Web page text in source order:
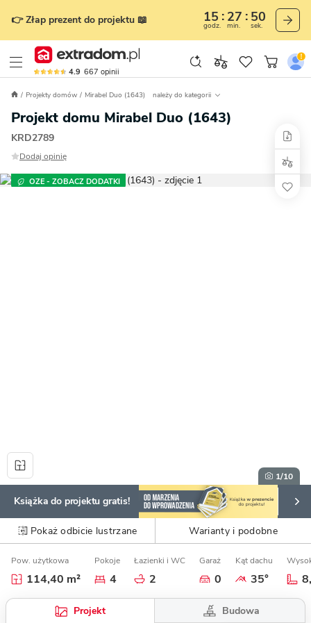
👉 Złap prezent do projektu 📖 15
godz.
27
min.
49
sek.
4.9 667 opinii
Projekty domów Mirabel Duo (1643) należy do kategorii
Projekt domu Mirabel Duo (1643)
KRD2789
Dodaj opinię
OZE - ZOBACZ DODATKI
1/10
Książka do projektu gratis!
Pokaż odbicie lustrzane Warianty i podobne
Pow. użytkowa
114,40 m²
Pokoje
4
Łazienki i WC
2
Garaż
0
Kąt dachu
35°
Projekt Budowa